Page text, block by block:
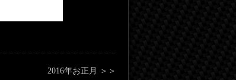
2016年お正月 ＞＞